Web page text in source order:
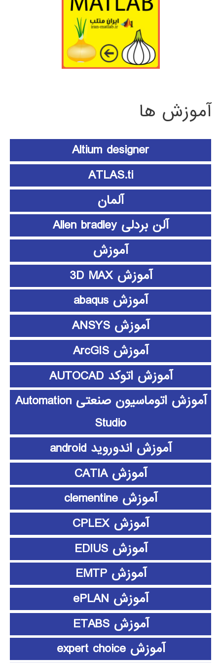
آموزش ها
Altium designer
ATLAS.ti
آلمان
آلن بردلی Allen bradley
آموزش
آموزش 3D MAX
آموزش abaqus
آموزش ANSYS
آموزش ArcGIS
آموزش اتوکد AUTOCAD
آموزش اتوماسیون صنعتی Automation
Studio
آموزش اندوروید android
آموزش CATIA
آموزش clementine
آموزش CPLEX
آموزش EDIUS
آموزش EMTP
آموزش ePLAN
آموزش ETABS
آموزش expert choice